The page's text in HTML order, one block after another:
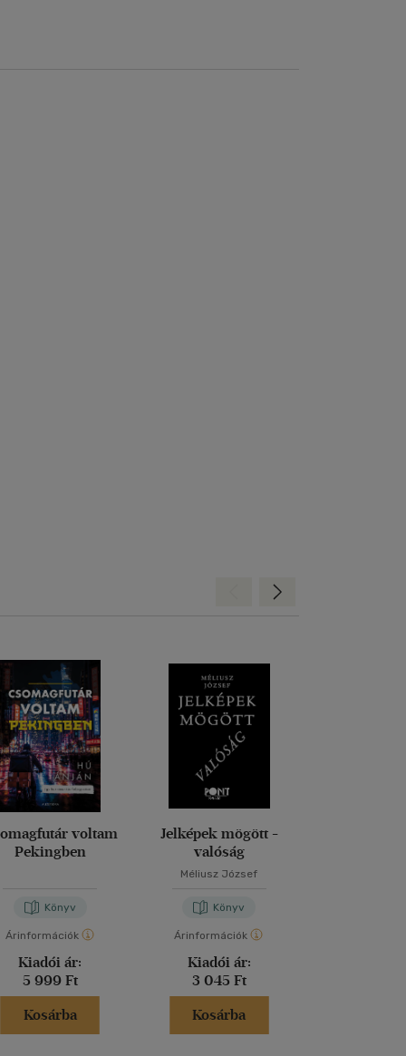
voltam
Pekingben
Könyv
Árinformációk
Kiadói ár:
5 999 Ft
Kosárba
Jelképek mögött -
valóság
Méliusz József
Könyv
Árinformációk
Kiadói ár:
3 045 Ft
Kosárba
Előre